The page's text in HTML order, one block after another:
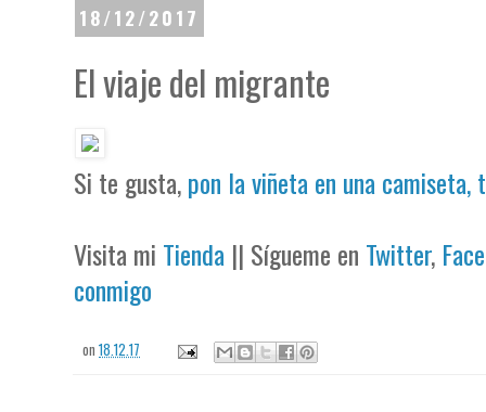
18/12/2017
El viaje del migrante
Si te gusta,pon la viñeta en una camiseta,
Visita mi Tienda || Sígueme en Twitter,
conmigo
on18.12.17